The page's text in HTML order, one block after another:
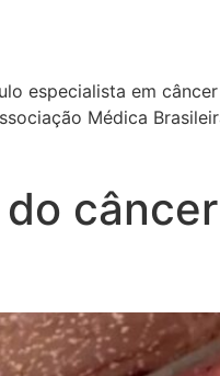
especialista em
Médica